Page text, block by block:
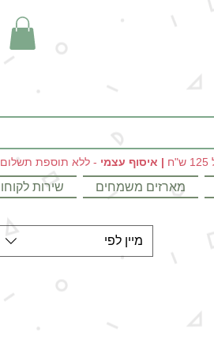
| איסוף עצמי - ללא תוספת תשלום
מארזים משמחים שירות
מיין לפי